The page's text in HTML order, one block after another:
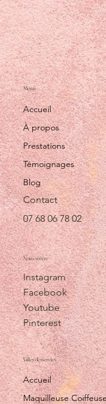
Menu
Accueil
À propos
Prestations
Témoignages
Blog
Contact
07 68 06 78 02
Villes desservies
Accueil
Maquilleuse
Nous suivre
Instagram
Facebook
Youtube
Pinterest